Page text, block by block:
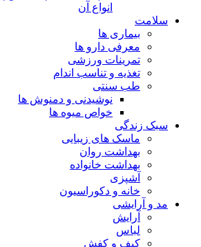
انواع آن
سلامت
بیماری ها
معرفی دارو ها
تمرینات ورزشی
تغذیه و تناسب اندام
طب سنتی
نوشیدنی و دمنوش ها
خواص میوه ها
سبک زندگی
ماسک های زیبایی
بهداشت روان
بهداشت خانواده
آشپزی
خانه و دکوراسیون
مد و آرایشی
آرایش
لباس
کیف و کفش